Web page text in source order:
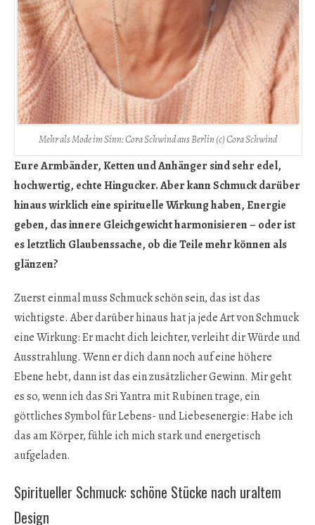
Mehr als Mode im Sinn: Cora Schwind aus Berlin (c) Cora Schwind
Eure Armbänder, Ketten und Anhänger sind sehr edel,
hochwertig, echte Hingucker. Aber kann Schmuck darüber
hinaus wirklich eine spirituelle Wirkung haben, Energie
geben, das innere Gleichgewicht harmonisieren – oder ist
es letztlich Glaubenssache, ob die Teile mehr können als
glänzen?
Zuerst einmal muss Schmuck schön sein, das ist das
wichtigste. Aber darüber hinaus hat ja jede Art von Schmuck
eine Wirkung: Er macht dich leichter, verleiht dir Würde und
Ausstrahlung. Wenn er dich dann noch auf eine höhere
Ebene hebt, dann ist das ein zusätzlicher Gewinn. Mir geht
es so, wenn ich das Sri Yantra mit Rubinen trage, ein
göttliches Symbol für Lebens- und Liebesenergie: Habe ich
das am Körper, fühle ich mich stark und energetisch
aufgeladen.
Spiritueller Schmuck: schöne Stücke nach uraltem
Design